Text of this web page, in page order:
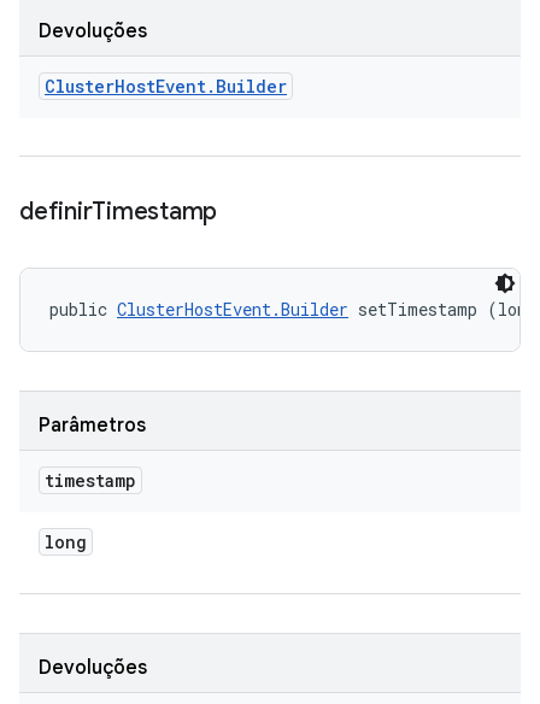
Devoluções
ClusterHostEvent. Builder
definirTimestamp
public ClusterHostEvent.Builder setTimestamp
Parâmetros
timestamp
long
Devoluções